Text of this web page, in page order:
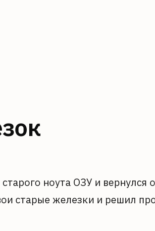
ноута ОЗУ и вернулся
старые железки и решил